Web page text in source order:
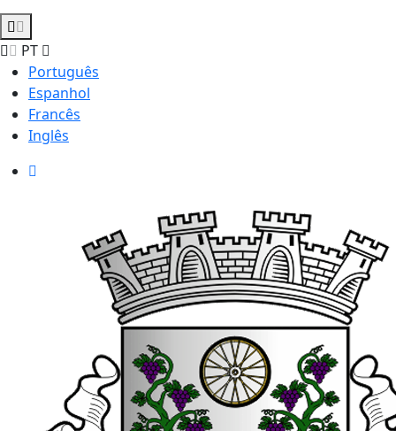
PT
Português
Espanhol
Francês
Inglês